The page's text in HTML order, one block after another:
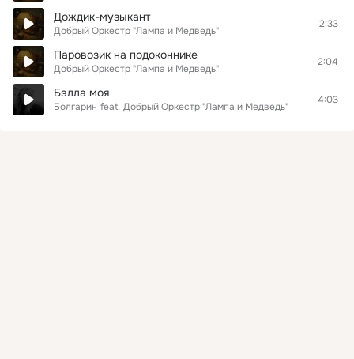
Дождик-музыкант
Добрый Оркестр "Лампа и Медведь"
2:33
Паровозик на подоконнике
Добрый Оркестр "Лампа и Медведь"
2:04
Бэлла моя
Болгарин feat. Добрый Оркестр "Лампа и Медведь"
4:03